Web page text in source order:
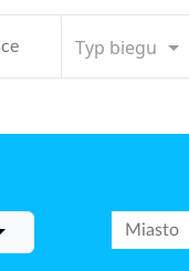
Typ biegu